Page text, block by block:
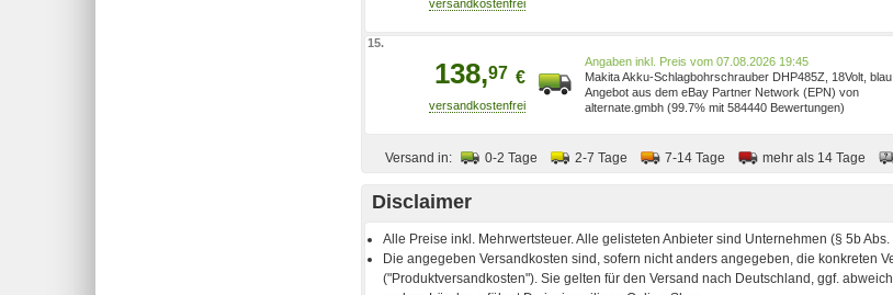
15.
138,97 €
Preis vom 07.08.2026 19:45
Makita Akku-Schlagbohrschrauber DHP485Z, 18Volt, blau
Angebot aus dem eBay Partner Network (EPN) von
alternate.gmbh (99.7% mit 584440 Bewertungen)
Versand in: 0-2 Tage 2-7 Tage 7-14 Tage mehr als 14 Tage
Disclaimer